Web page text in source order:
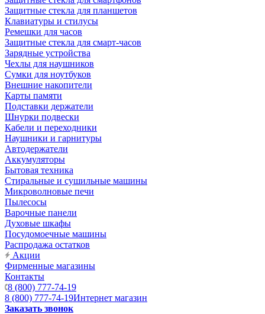
Защитные стекла для планшетов
Клавиатуры и стилусы
Ремешки для часов
Защитные стекла для смарт-часов
Зарядные устройства
Чехлы для наушников
Сумки для ноутбуков
Внешние накопители
Карты памяти
Подставки держатели
Шнурки подвески
Кабели и переходники
Наушники и гарнитуры
Автодержатели
Аккумуляторы
Бытовая техника
Стиральные и сушильные машины
Микроволновые печи
Пылесосы
Варочные панели
Духовые шкафы
Посудомоечные машины
Распродажа остатков
Акции
Фирменные магазины
Контакты
8 (800) 777-74-19
8 (800) 777-74-19Интернет магазин
Заказать звонок